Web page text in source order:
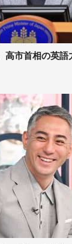
高市首相の英語